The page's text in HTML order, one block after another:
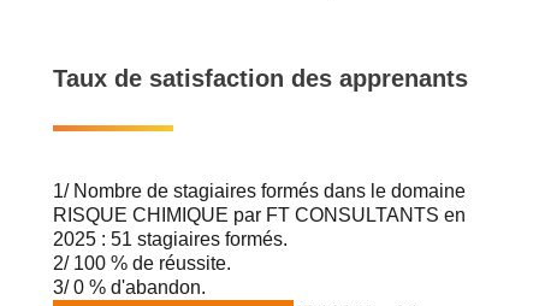
Taux de satisfaction des apprenants
1/ Nombre de stagiaires formés dans le domaine
RISQUE CHIMIQUE par FT CONSULTANTS en
2025 : 51 stagiaires formés.
2/ 100 % de réussite.
3/ 0 % d'abandon.